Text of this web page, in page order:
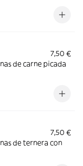
7,50 €
de carne picada
7,50 €
de ternera con